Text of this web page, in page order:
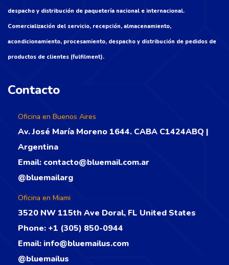
despacho y distribución de paquetería nacional e internacional.
Comercialización del servicio, recepción, almacenamiento,
acondicionamiento, procesamiento, despacho y distribución de pedidos de
productos de clientes (fulfilment).
Contacto
Oficina en Buenos Aires
Av. José María Moreno 1644. CABA C1424ABQ |
Argentina
Email: contacto@bluemail.com.ar
@bluemailarg
Oficina en Miami
3520 NW 115th Ave Doral, FL United States
Phone: +1 (305) 850-0944
Email: info@bluemailus.com
@bluemailus